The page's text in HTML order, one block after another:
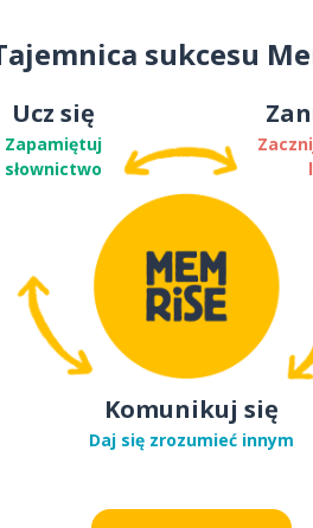
sukcesu
Ucz się
Zapamiętuj
słownictwo
Komunikuj się
Daj się zrozumieć innym